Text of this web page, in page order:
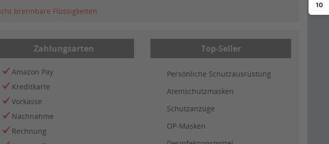
10
brennbare Flüssigkeiten
Zahlungsarten
Amazon Pay
Kreditkarte
Vorkasse
Nachnahme
Rechnung
Top-Seller
Persönliche Schutzausrüstung
Atemschutzmasken
Schutzanzüge
OP-Masken